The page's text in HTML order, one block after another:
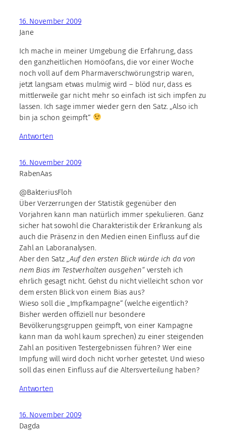
16. November 2009
Jane
Ich mache in meiner Umgebung die Erfahrung, dass
den ganzheitlichen Homöofans, die vor einer Woche
noch voll auf dem Pharmaverschwörungstrip waren,
jetzt langsam etwas mulmig wird – blöd nur, dass es
mittlerweile gar nicht mehr so einfach ist sich impfen zu
lassen. Ich sage immer wieder gern den Satz. „Also ich
bin ja schon geimpft“
Antworten
16. November 2009
RabenAas
@BakteriusFloh
Über Verzerrungen der Statistik gegenüber den
Vorjahren kann man natürlich immer spekulieren. Ganz
sicher hat sowohl die Charakteristik der Erkrankung als
auch die Präsenz in den Medien einen Einfluss auf die
Zahl an Laboranalysen.
Aber den Satz „Auf den ersten Blick würde ich da von
nem Bias im Testverhalten ausgehen“versteh ich
ehrlich gesagt nicht. Gehst du nicht vielleicht schon vor
dem ersten Blick von einem Bias aus?
Wieso soll die „Impfkampagne“ (welche eigentlich?
Bisher werden offiziell nur besondere
Bevölkerungsgruppen geimpft, von einer Kampagne
kann man da wohl kaum sprechen) zu einer steigenden
Zahl an positiven Testergebnissen führen? Wer eine
Impfung will wird doch nicht vorher getestet. Und wieso
soll das einen Einfluss auf die Altersverteilung haben?
Antworten
16. November 2009
Dagda